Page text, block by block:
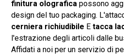
finitura olograficapossono
design del tuo packaging.
cerniera richiudibile Etacca
l'estrazione degli articoli dalle
Affidati a noi per un servizio di